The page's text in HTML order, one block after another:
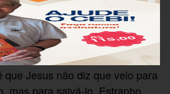
por transbordamento. Nós
entre dignas e indignas;
filhos e filhas até onde
olhar.
que Jesus não diz que veio para
mas para salvá-lo. Estranho,